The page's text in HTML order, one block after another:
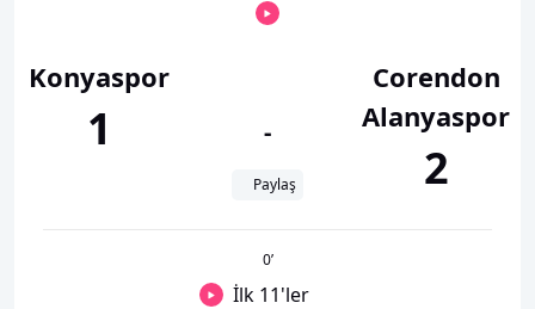
Konyaspor
1 -
Paylaş
Corendon
Alanyaspor
2
0’
İlk 11'ler